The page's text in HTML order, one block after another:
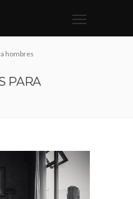
hombres
PARA